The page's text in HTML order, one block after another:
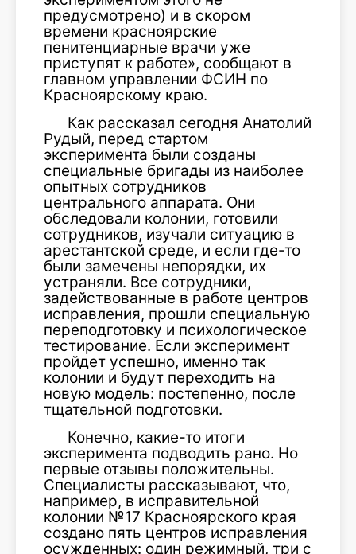
предусмотрено) и в скором
времени красноярские
пенитенциарные врачи уже
приступят к работе», сообщают в
главном управлении ФСИН по
Красноярскому краю.
Как рассказал сегодня Анатолий
Рудый, перед стартом
эксперимента были созданы
специальные бригады из наиболее
опытных сотрудников
центрального аппарата. Они
обследовали колонии, готовили
сотрудников, изучали ситуацию в
арестантской среде, и если где-то
были замечены непорядки, их
устраняли. Все сотрудники,
задействованные в работе центров
исправления, прошли специальную
переподготовку и психологическое
тестирование. Если эксперимент
пройдет успешно, именно так
колонии и будут переходить на
новую модель: постепенно, после
тщательной подготовки.
Конечно, какие-то итоги
эксперимента подводить рано. Но
первые отзывы положительны.
Специалисты рассказывают, что,
например, в исправительной
колонии №17 Красноярского края
создано пять центров исправления
осужденных: один режимный, три с